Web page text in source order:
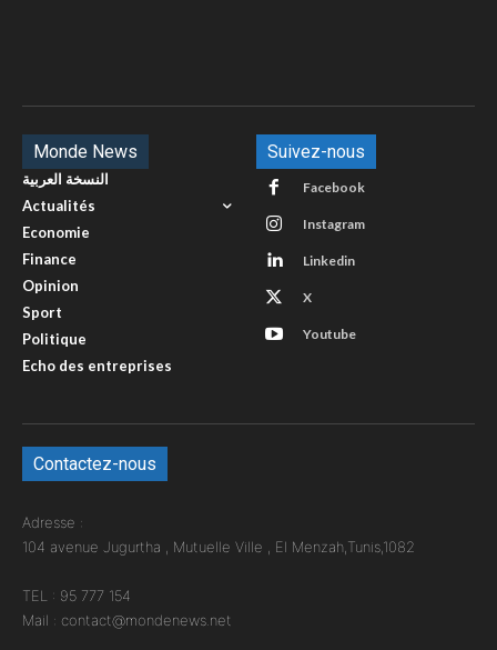
Monde News
النسخة العربية
Actualités
Economie
Finance
Opinion
Sport
Politique
Echo des entreprises
Suivez-nous
Facebook
Instagram
Linkedin
X
Youtube
Contactez-nous
Adresse :
104 avenue Jugurtha , Mutuelle Ville , El Menzah,Tunis,1082
TEL : 95 777 154
Mail : contact@mondenews.net